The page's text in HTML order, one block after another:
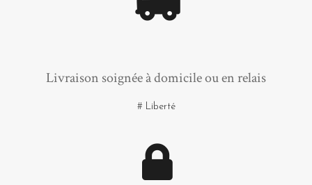
Livraison soignée à domicile ou en relais
# Liberté